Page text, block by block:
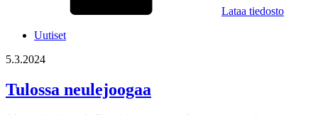
Lataa tiedosto
Uutiset
5.3.2024
Tulossa neulejoogaa